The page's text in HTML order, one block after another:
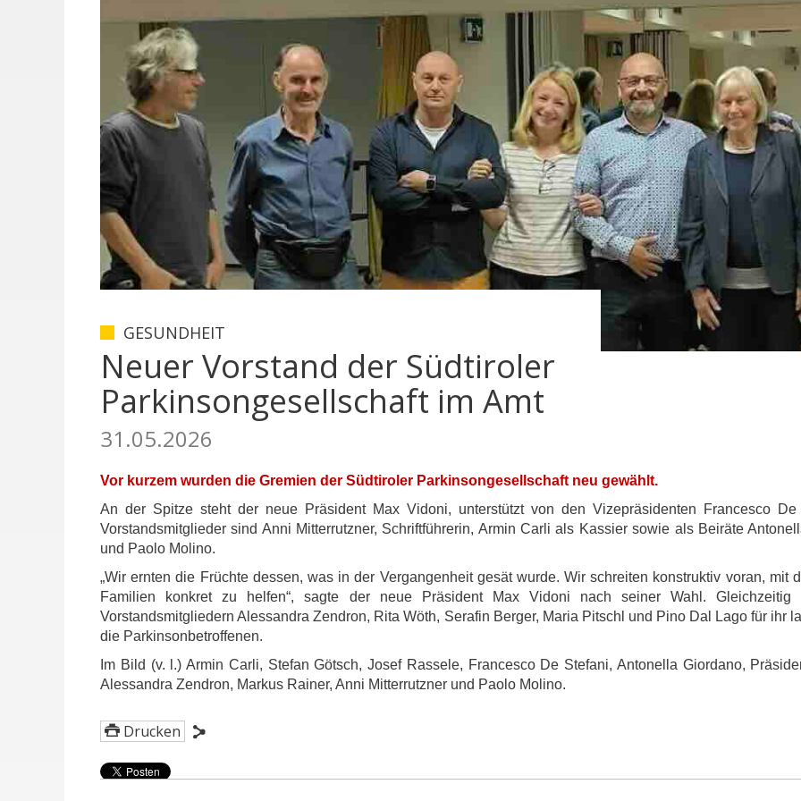
GESUNDHEIT
Neuer Vorstand der Südtiroler
Parkinsongesellschaft im Amt
31.05.2026
Vor kurzem wurden die Gremien der Südtiroler Parkinsongesellschaft neu gewählt.
An der Spitze steht der neue Präsident Max Vidoni, unterstützt von den Vizepräsidenten Francesco
Vorstandsmitglieder sind Anni Mitterrutzner, Schriftführerin, Armin Carli als Kassier sowie als Beiräte
und Paolo Molino.
„Wir ernten die Früchte dessen, was in der Vergangenheit gesät wurde. Wir schreiten konstruktiv voran, mit
Familien konkret zu helfen“, sagte der neue Präsident Max Vidoni nach seiner Wahl.
Vorstandsmitgliedern Alessandra Zendron, Rita Wöth, Serafin Berger, Maria Pitschl und Pino Dal Lago für ihr
die Parkinsonbetroffenen.
Im Bild (v. l.) Armin Carli, Stefan Götsch, Josef Rassele, Francesco De Stefani, Antonella Giordano,
Alessandra Zendron, Markus Rainer, Anni Mitterrutzner und Paolo Molino.
Drucken